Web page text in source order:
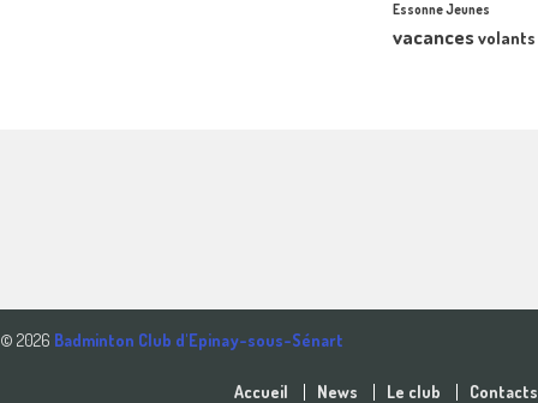
Essonne Jeunes
vacancesvolants
© 2026 Badminton Club d'Epinay-sous-Sénart
Accueil News Le club Contacts